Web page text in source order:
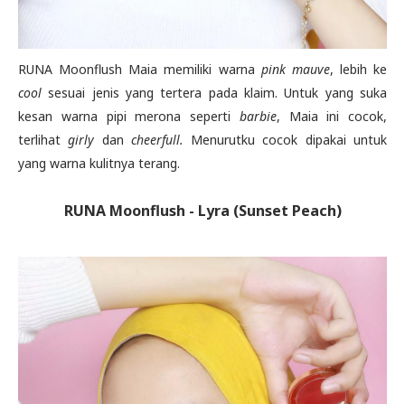
RUNA Moonflush Maia memiliki warna pink mauve, lebih ke
cool sesuai jenis yang tertera pada klaim. Untuk yang suka
kesan warna pipi merona seperti barbie, Maia ini cocok,
terlihatgirly dan cheerfull. Menurutku cocok dipakai untuk
yang warna kulitnya terang.
RUNA Moonflush - Lyra (Sunset Peach)